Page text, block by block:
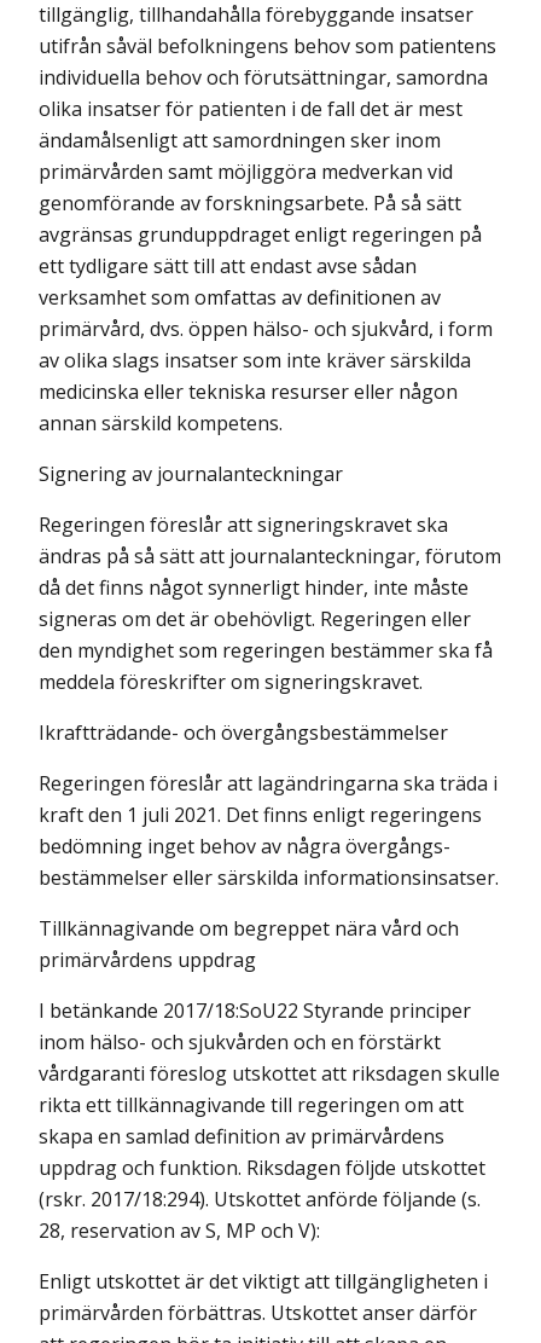
tillgänglig, tillhandahålla förebyggande insatser
utifrån såväl befolkningens behov som patientens
individuella behov och förutsättningar, samordna
olika insatser för patienten i de fall det är mest
ändamålsenligt att samordningen sker inom
primärvården samt möjliggöra medverkan vid
genomförande av forskningsarbete. På så sätt
avgränsas grunduppdraget enligt regeringen på
ett tydligare sätt till att endast avse sådan
verksamhet som omfattas av definitionen av
primärvård, dvs. öppen hälso- och sjukvård, i form
av olika slags insatser som inte kräver särskilda
medicinska eller tekniska resurser eller någon
annan särskild kompetens.
Signering av journalanteckningar
Regeringen föreslår att signeringskravet ska
ändras på så sätt att journalanteckningar, förutom
då det finns något synnerligt hinder, inte måste
signeras om det är obehövligt. Regeringen eller
den myndighet som regeringen bestämmer ska få
meddela föreskrifter om signeringskravet.
Ikraftträdande- och övergångsbestämmelser
Regeringen föreslår att lagändringarna ska träda i
kraft den 1 juli 2021. Det finns enligt regeringens
bedömning inget behov av några övergångs­
bestämmelser eller särskilda informationsinsatser.
Tillkännagivande om begreppet nära vård och
primärvårdens uppdrag
I betänkande 2017/18:SoU22 Styrande principer
inom hälso- och sjukvården och en förstärkt
vårdgaranti föreslog utskottet att riksdagen skulle
rikta ett tillkännagivande till regeringen om att
skapa en samlad definition av primärvårdens
uppdrag och funktion. Riksdagen följde utskottet
(rskr. 2017/18:294). Utskottet anförde följande (s.
28, reservation av S, MP och V):
Enligt utskottet är det viktigt att tillgängligheten i
primärvården förbättras. Utskottet anser därför